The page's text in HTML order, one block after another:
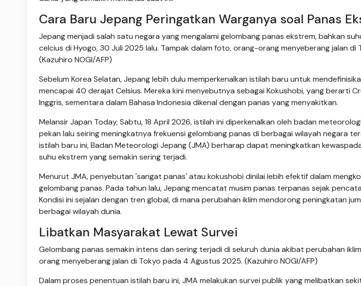
Cara Baru Jepang Peringatkan Warganya soal Panas
Jepang menjadi salah satu negara yang mengalami gelombang panas ekstrem, bahkan
celcius di Hyogo, 30 Juli 2025 lalu. Tampak dalam foto, orang-orang menyeberang jalan
(Kazuhiro NOGI/AFP)
Sebelum Korea Selatan, Jepang lebih dulu memperkenalkan istilah baru untuk
mencapai 40 derajat Celsius. Mereka kini menyebutnya sebagai Kokushobi, yang berarti
Inggris, sementara dalam Bahasa Indonesia dikenal dengan panas yang menyakitkan.
Melansir Japan Today, Sabtu, 18 April 2026, istilah ini diperkenalkan oleh badan
pekan lalu seiring meningkatnya frekuensi gelombang panas di berbagai wilayah negara
istilah baru ini, Badan Meteorologi Jepang (JMA) berharap dapat meningkatkan
suhu ekstrem yang semakin sering terjadi.
Menurut JMA, penyebutan 'sangat panas' atau kokushobi dinilai lebih efektif dalam
gelombang panas. Pada tahun lalu, Jepang mencatat musim panas terpanas sejak
Kondisi ini sejalan dengan tren global, di mana perubahan iklim mendorong peningkatan
berbagai wilayah dunia.
Libatkan Masyarakat Lewat Survei
Gelombang panas semakin intens dan sering terjadi di seluruh dunia akibat perubahan
orang menyeberang jalan di Tokyo pada 4 Agustus 2025. (Kazuhiro NOGI/AFP)
Dalam proses penentuan istilah baru ini, JMA melakukan survei publik yang melibatkan